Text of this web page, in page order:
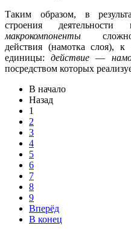
Таким образом, в
строения
макрокомпоненты
действия (намотка слоя),
единицы:действие—
посредством которых
В начало
Назад
1
2
3
4
5
6
7
8
9
Вперёд
В конец